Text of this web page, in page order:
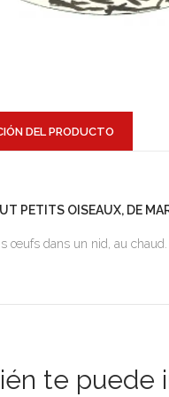
DEL PRODUCTO
PETITS OISEAUX, DE
œufs dans un nid, au chaud.
te puede